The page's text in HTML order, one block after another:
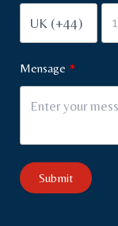
Mensage
Submit